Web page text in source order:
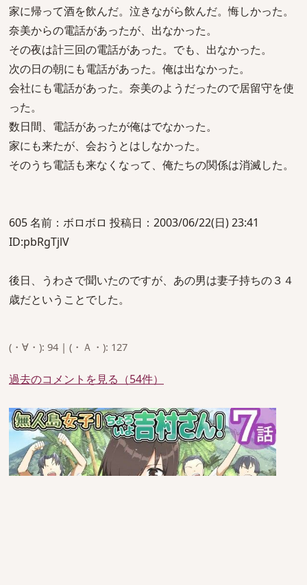
家に帰って酒を飲んだ。泣きながら飲んだ。悔しかった。
奈美からの電話があったが、出なかった。
その夜は計三回の電話があった。でも、出なかった。
次の日の朝にも電話があった。俺は出なかった。
会社にも電話があった。奈美のようだったので居留守を使
った。
数日間、電話があったが俺はでなかった。
家にも来たが、会おうとはしなかった。
そのうち電話も来なくなって、俺たちの関係は消滅した。
605 名前：ボロボロ 投稿日：2003/06/22(日) 23:41
ID:pbRgTjlV
後日、うわさで聞いたのですが、あの男は妻子持ちの３４
歳だということでした。
(・∀・): 94 | (・Ａ・): 127
過去のコメントを見る（54件）